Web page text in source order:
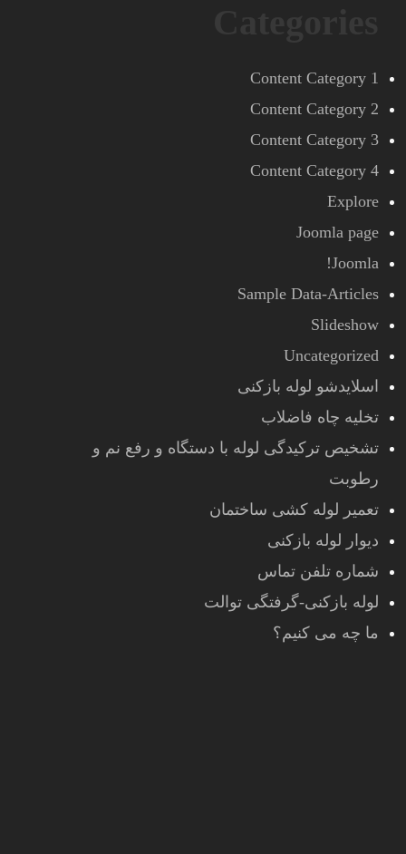
Content Category 1
Content Category 2
Content Category 3
Content Category 4
Explore
Joomla page
Joomla!
Sample Data-Articles
Slideshow
Uncategorized
اسلایدشو لوله بازکنی
تخلیه چاه فاضلاب
تشخیص ترکیدگی لوله با دستگاه و رفع نم و
رطوبت
تعمیر لوله کشی ساختمان
دیوار لوله بازکنی
شماره تلفن تماس
لوله بازکنی-گرفتگی توالت
ما چه می کنیم؟